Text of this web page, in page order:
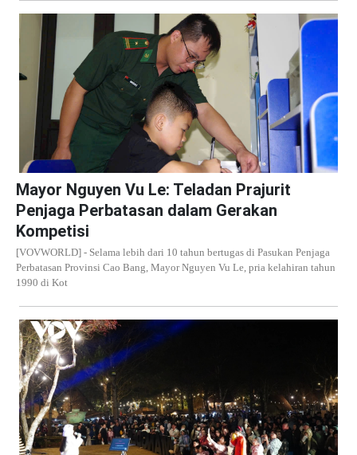
Mayor Nguyen Vu Le: Teladan Prajurit
Penjaga Perbatasan dalam Gerakan
Kompetisi
[VOVWORLD] - Selama lebih dari 10 tahun bertugas di Pasukan Penjaga
Perbatasan Provinsi Cao Bang, Mayor Nguyen Vu Le, pria kelahiran tahun
1990 di Kot